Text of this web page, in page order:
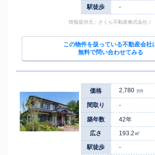
駅徒歩
-
情報提供元：さくら不動産株式会社 /
この物件を扱っている不動産会社
無料で問い合わせてみる
価格 2,780 万円
間取り -
築年数
42年
広さ
193.2㎡
駅徒歩
-